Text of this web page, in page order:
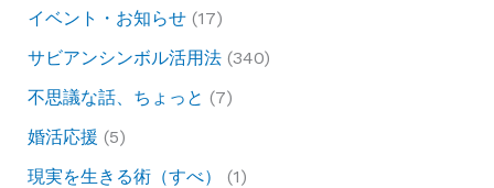
イベント・お知らせ(17)
サビアンシンボル活用法(340)
不思議な話、ちょっと (7)
婚活応援 (5)
現実を生きる術（すべ）
(1)